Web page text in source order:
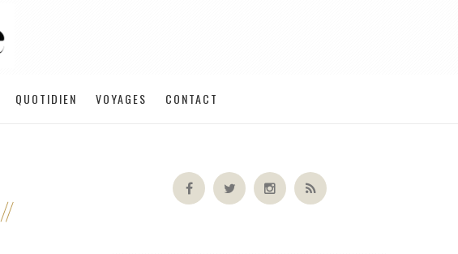
QUOTIDIEN VOYAGES CONTACT